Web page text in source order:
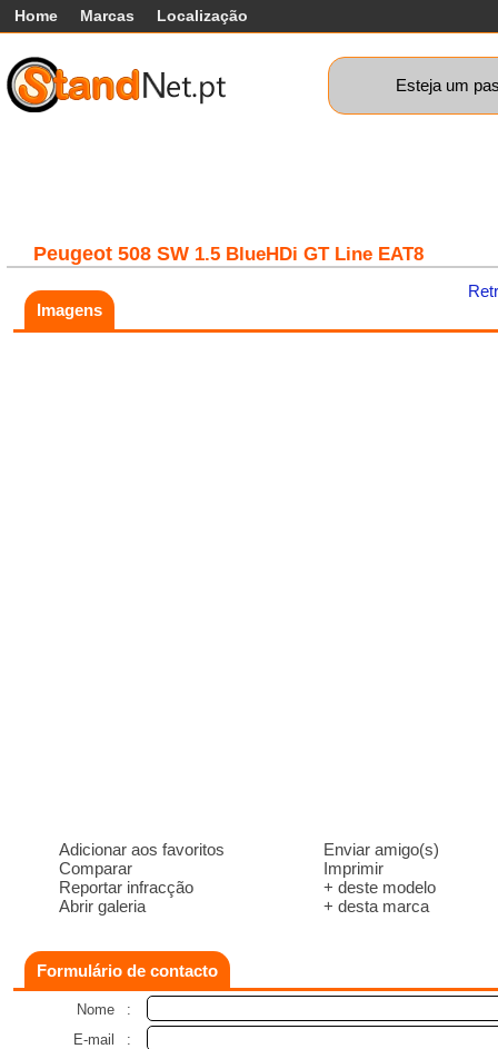
Home Marcas Localização
Esteja um
Peugeot 508 SW 1.5 BlueHDi GT Line EAT8
Imagens
Adicionar aos favoritos
Comparar
Reportar infracção
Abrir galeria
Enviar amigo(s)
Imprimir
+ deste modelo
+ desta marca
Formulário de contacto
Nome
:
E-mail
: